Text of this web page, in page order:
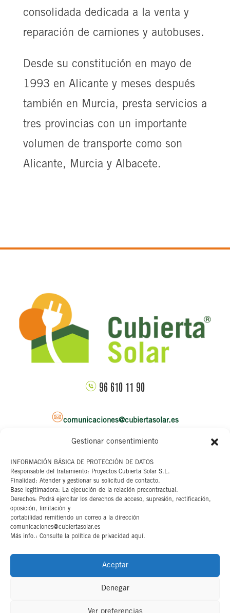
Gestionar consentimiento
INFORMACIÓN BÁSICA DE PROTECCIÓN DE DATOS
Responsable del tratamiento: Proyectos Cubierta Solar S.L.
Finalidad: Atender y gestionar su solicitud de contacto.
Base legitimadora: La ejecución de la relación precontractual.
Derechos: Podrá ejercitar los derechos de acceso, supresión, rectificación,
oposición, limitación y
portabilidad remitiendo un correo a la dirección
comunicaciones@cubiertasolar.es
Más info.: Consulte la política de privacidad aquí.
Aceptar
Denegar
Ver preferencias
consolidada dedicada a la venta y
reparación de camiones y autobuses.
Desde su constitución en mayo de
1993 en Alicante y meses después
también en Murcia, presta servicios a
tres provincias con un importante
volumen de transporte como son
Alicante, Murcia y Albacete.
96 610 11 90
comunicaciones@cubiertasolar.es
Sede corporativa
C/ Pascual y Genis, 20
4ª planta
46002 Valencia
Aviso legal
Canal interno